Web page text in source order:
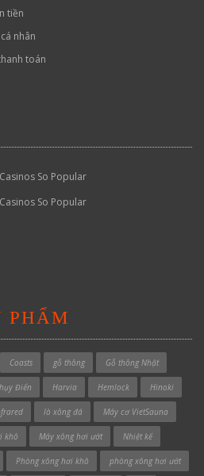
tiền
nhân
toán
So Popular
So Popular
PHẨM
Coasts gỗ thông Gỗ thông Nhật
Điển Harvia Hemlock Hinoki
lò xông đá Máy cơ VietSauna
khô Máy xông hơi ướt Nhiệt kế
Phòng xông hơi khô phòng xông hơi ướt